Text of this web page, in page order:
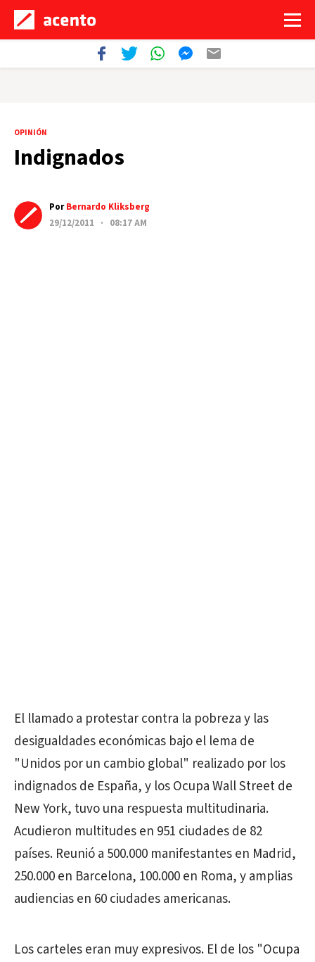
OPINIÓN
Indignados
PorBernardo Kliksberg
29/12/2011 · 08:17 AM
El llamado a protestar contra la pobreza y las
desigualdades económicas bajo el lema de
"Unidos por un cambio global" realizado por los
indignados de España, y los Ocupa Wall Street de
New York, tuvo una respuesta multitudinaria.
Acudieron multitudes en 951 ciudades de 82
países. Reunió a 500.000 manifestantes en Madrid,
250.000 en Barcelona, 100.000 en Roma, y amplias
audiencias en 60 ciudades americanas.
Los carteles eran muy expresivos. El de los "Ocupa